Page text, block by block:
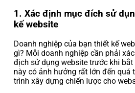
1. Xác định mục đích sử
kế website
Doanh nghiệp của bạn thiết kế
gì? Mỗi doanh nghiệp cần phải
địch sử dụng website trước khi
này có ảnh hưởng rất lớn đến quá
trình xây dựng chiến lược cho